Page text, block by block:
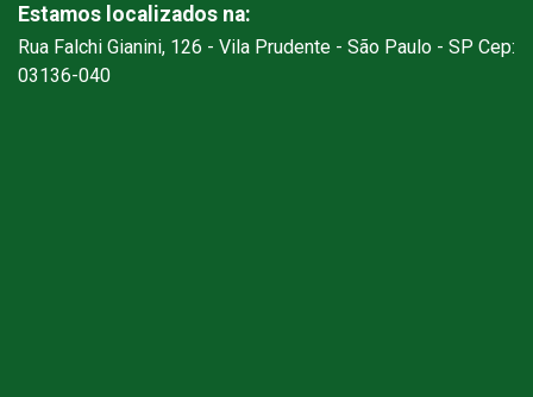
Estamos localizados na:
Rua Falchi Gianini, 126 - Vila Prudente - São Paulo - SP Cep:
03136-040